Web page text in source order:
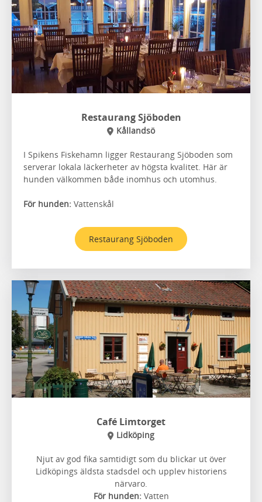
Restaurang Sjöboden
Kållandsö
I Spikens Fiskehamn ligger Restaurang Sjöboden som
serverar lokala läckerheter av högsta kvalitet. Här är
hunden välkommen både inomhus och utomhus.
För hunden: Vattenskål
Restaurang Sjöboden
Café Limtorget
Lidköping
Njut av god fika samtidigt som du blickar ut över
Lidköpings äldsta stadsdel och upplev historiens
närvaro.
För hunden: Vatten